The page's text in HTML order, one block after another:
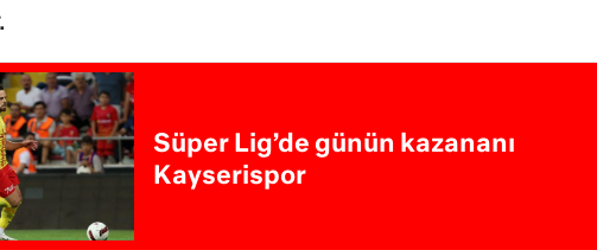
Süper Lig’de günün kazananı
Kayserispor